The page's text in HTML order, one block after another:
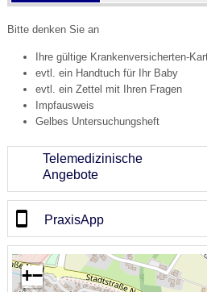
Bitte denken Sie an
Ihre gültige Krankenversicherten-
evtl. ein Handtuch für Ihr Baby
evtl. ein Zettel mit Ihren Fragen
Impfausweis
Gelbes Untersuchungsheft
Telemedizinische
Angebote
PraxisApp
+−